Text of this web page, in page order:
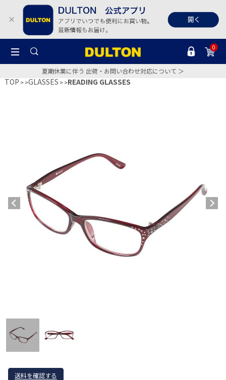
0
夏期休業に伴う 出荷・お問い合わせ対応について ＞
TOP >GLASSES >READING GLASSES
送料を確認する
送料を確認する